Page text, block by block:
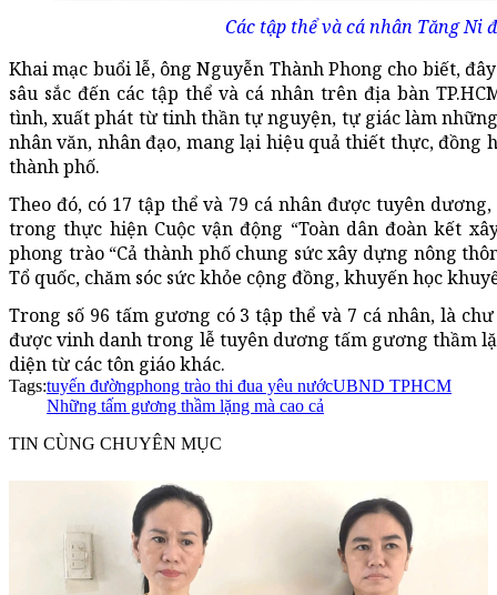
Các tập thể và cá nhân Tăng Ni
Khai mạc buổi lễ, ông Nguyễn Thành Phong cho biết,
sâu sắc đến các tập thể và cá nhân trên địa bàn
tình, xuất phát từ tinh thần tự nguyện, tự giác làm
nhân văn, nhân đạo, mang lại hiệu quả thiết thực,
thành phố.
Theo đó, có 17 tập thể và 79 cá nhân được tuyên
trong thực hiện Cuộc vận động “Toàn dân đoàn kết
phong trào “Cả thành phố chung sức xây dựng nông
Tổ quốc, chăm sóc sức khỏe cộng đồng, khuyến học
Trong số 96 tấm gương có 3 tập thể và 7 cá nhân, là
được vinh danh trong lễ tuyên dương tấm gương thầm
diện từ các tôn giáo khác.
Tags:tuyến đườngphong trào thi đua yêu nướcUBND TPHCM
Những tấm gương thầm lặng mà cao cả
TIN CÙNG CHUYÊN MỤC